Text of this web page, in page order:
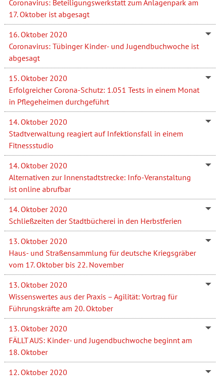
Coronavirus: Beteiligungswerkstatt zum Anlagenpark am
17. Oktober ist abgesagt
16. Oktober 2020
Coronavirus: Tübinger Kinder- und Jugendbuchwoche ist
abgesagt
15. Oktober 2020
Erfolgreicher Corona-Schutz: 1.051 Tests in einem Monat
in Pflegeheimen durchgeführt
14. Oktober 2020
Stadtverwaltung reagiert auf Infektionsfall in einem
Fitnessstudio
14. Oktober 2020
Alternativen zur Innenstadtstrecke: Info-Veranstaltung
ist online abrufbar
14. Oktober 2020
Schließzeiten der Stadtbücherei in den Herbstferien
13. Oktober 2020
Haus- und Straßensammlung für deutsche Kriegsgräber
vom 17. Oktober bis 22. November
13. Oktober 2020
Wissenswertes aus der Praxis – Agilität: Vortrag für
Führungskräfte am 20. Oktober
13. Oktober 2020
FÄLLT AUS: Kinder- und Jugendbuchwoche beginnt am
18. Oktober
12. Oktober 2020